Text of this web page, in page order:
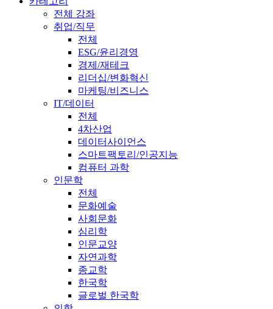
전체 강좌
취업/직무
전체
ESG/윤리경영
경제/재테크
리더십/변화혁신
마케팅/비즈니스
IT/데이터
전체
4차산업
데이터사이언스
스마트팩토리/인공지능
컴퓨터 과학
인문학
전체
문화예술
사회문화
심리학
인문교양
자연과학
종교학
한국학
글로벌 한국학